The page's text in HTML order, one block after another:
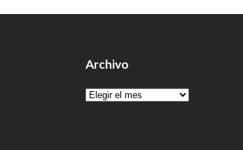
Archivo
Archivo